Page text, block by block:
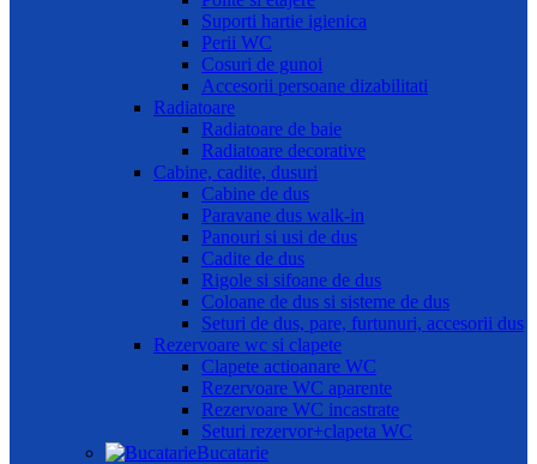
Suporti hartie igienica
Perii WC
Cosuri de gunoi
Accesorii persoane dizabilitati
Radiatoare
Radiatoare de baie
Radiatoare decorative
Cabine, cadite, dusuri
Cabine de dus
Paravane dus walk-in
Panouri si usi de dus
Cadite de dus
Rigole si sifoane de dus
Coloane de dus si sisteme de dus
Seturi de dus, pare, furtunuri, accesorii dus
Rezervoare wc si clapete
Clapete actioanare WC
Rezervoare WC aparente
Rezervoare WC incastrate
Seturi rezervor+clapeta WC
Bucatarie